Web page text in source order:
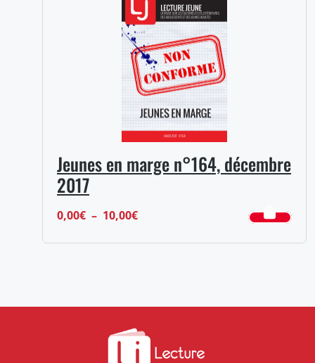
à
10,00€
Jeunes en marge n°164, décembre
2017
0,00€ – 10,00€Plage
à
10,00€